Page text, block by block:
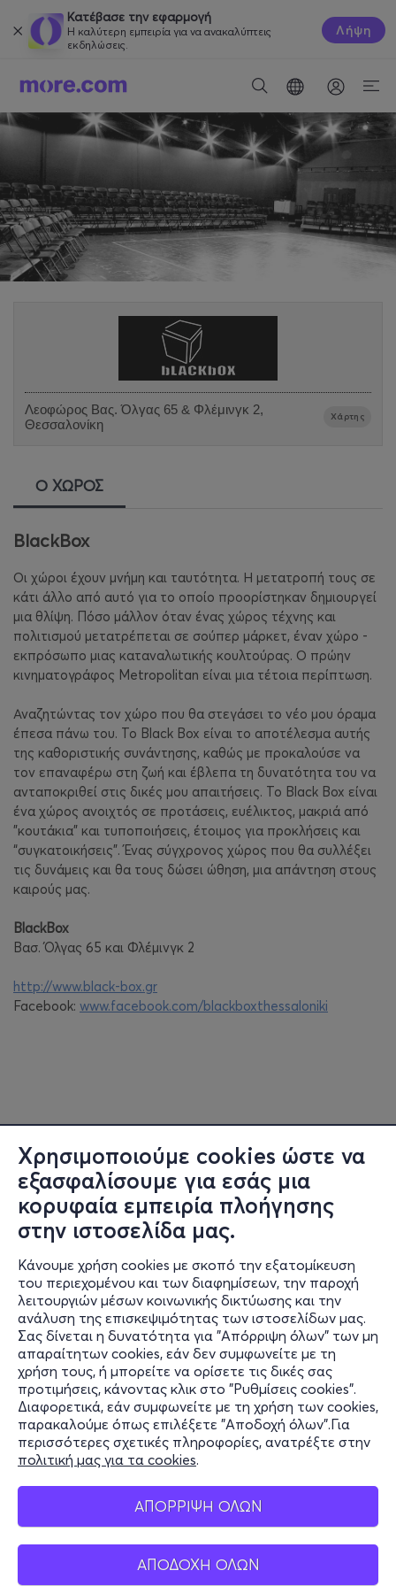
Χρησιμοποιούμε cookies ώστε να
εξασφαλίσουμε για εσάς μια
κορυφαία εμπειρία πλοήγησης
στην ιστοσελίδα μας.
Κάνουμε χρήση cookies με σκοπό την εξατομίκευση
του περιεχομένου και των διαφημίσεων, την παροχή
λειτουργιών μέσων κοινωνικής δικτύωσης και την
ανάλυση της επισκεψιμότητας των ιστοσελίδων μας.
Σας δίνεται η δυνατότητα για "Απόρριψη όλων" των μη
απαραίτητων cookies, εάν δεν συμφωνείτε με τη
χρήση τους, ή μπορείτε να ορίσετε τις δικές σας
προτιμήσεις, κάνοντας κλικ στο "Ρυθμίσεις cookies".
Διαφορετικά, εάν συμφωνείτε με τη χρήση των cookies,
παρακαλούμε όπως επιλέξετε "Αποδοχή όλων".Για
περισσότερες σχετικές πληροφορίες, ανατρέξτε στην
πολιτική μας για τα cookies.
ΑΠΟΡΡΙΨΗ ΟΛΩΝ
ΑΠΟΔΟΧΗ ΟΛΩΝ
Κατέβασε την εφαρμογή
Η καλύτερη εμπειρία για να ανακαλύπτεις
εκδηλώσεις.
Λήψη
Λεοφώρος Βας. Όλγας 65 & Φλέμινγκ 2,
Θεσσαλονίκη
Χάρτης
Ο ΧΩΡΟΣ
BlackBox
Οι χώροι έχουν μνήμη και ταυτότητα. Η μετατροπή τους σε
κάτι άλλο από αυτό για το οποίο προορίστηκαν δημιουργεί
μια θλίψη. Πόσο μάλλον όταν ένας χώρος τέχνης και
πολιτισμού μετατρέπεται σε σούπερ μάρκετ, έναν χώρο -
εκπρόσωπο μιας καταναλωτικής κουλτούρας. Ο πρώην
κινηματογράφος Metropolitan είναι μια τέτοια περίπτωση.
Αναζητώντας τον χώρο που θα στεγάσει το νέο μου όραμα
έπεσα πάνω του. Το Black Box είναι το αποτέλεσμα αυτής
της καθοριστικής συνάντησης, καθώς με προκαλούσε να
τον επαναφέρω στη ζωή και έβλεπα τη δυνατότητα του να
ανταποκριθεί στις δικές μου απαιτήσεις. Το Black Box είναι
ένα χώρος ανοιχτός σε προτάσεις, ευέλικτος, μακριά από
"κουτάκια" και τυποποιήσεις, έτοιμος για προκλήσεις και
“συγκατοικήσεις”. Ένας σύγχρονος χώρος που θα συλλέξει
τις δυνάμεις και θα τους δώσει ώθηση, μια απάντηση στους
καιρούς μας.
BlackBox
Βασ. Όλγας 65 και Φλέμινγκ 2
http://www.black-box.gr
Facebook: www.facebook.com/blackboxthessaloniki
Πληροφορίες
Υποστήριξη
Stay Connected
Mobile app